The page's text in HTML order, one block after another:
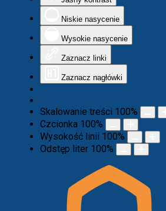
Niskie nasycenie
Wysokie nasycenie
Zaznacz linki
Zaznacz nagłówki
Skalowanie treści 100%
Czcionka 100%
Wysokość linii 100%
Odstęp liter 100%